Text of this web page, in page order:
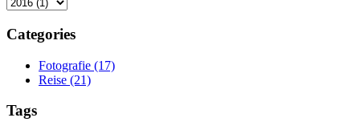
Categories
Fotografie (17)
Reise (21)
Tags